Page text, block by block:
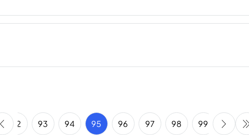
92 93 94 95 96 97 98 99 100